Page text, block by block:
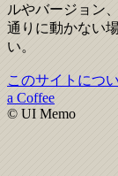
ルやバージョン
通りに動かない
い。
このサイトにつ
a Coffee
© UI Memo